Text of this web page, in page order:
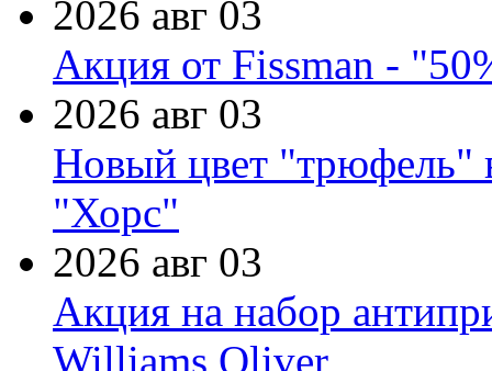
2026 авг 03
Акция от Fissman -
2026 авг 03
Новый цвет "трюфель"
"Хорс"
2026 авг 03
Акция на набор
Williams Oliver